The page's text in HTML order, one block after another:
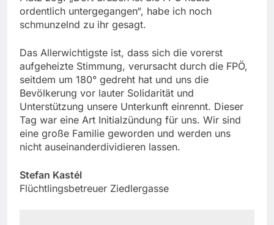
ordentlich untergegangen“, habe ich noch
schmunzelnd zu ihr gesagt.
Das Allerwichtigste ist, dass sich die vorerst
aufgeheizte Stimmung, verursacht durch die FPÖ,
seitdem um 180° gedreht hat und uns die
Bevölkerung vor lauter Solidarität und
Unterstützung unsere Unterkunft einrennt. Dieser
Tag war eine Art Initialzündung für uns. Wir sind
eine große Familie geworden und werden uns
nicht auseinanderdividieren lassen.
Stefan Kastél
Flüchtlingsbetreuer Ziedlergasse